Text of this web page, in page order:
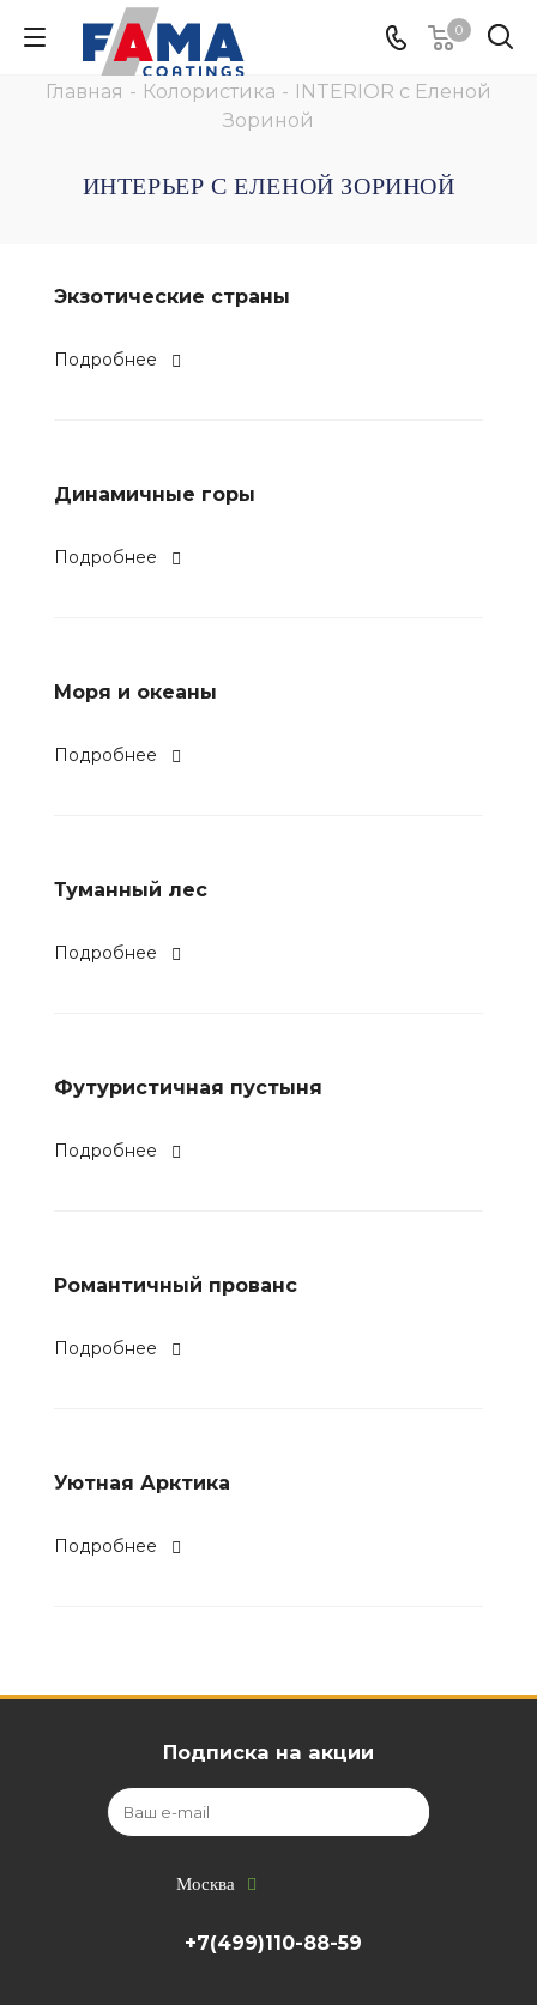
0
Главная - Колористика - INTERIOR с Еленой
Зориной
ИНТЕРЬЕР С ЕЛЕНОЙ ЗОРИНОЙ
Экзотические страны
Подробнее
Динамичные горы
Подробнее
Моря и океаны
Подробнее
Туманный лес
Подробнее
Футуристичная пустыня
Подробнее
Романтичный прованс
Подробнее
Уютная Арктика
Подробнее
Подписка на акции
Москва
+7(499)110-88-59